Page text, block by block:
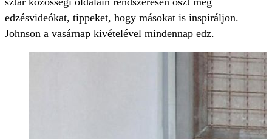
edzésvideókat, tippeket, hogy másokat is inspiráljon.
Johnson a vasárnap kivételével mindennap edz.